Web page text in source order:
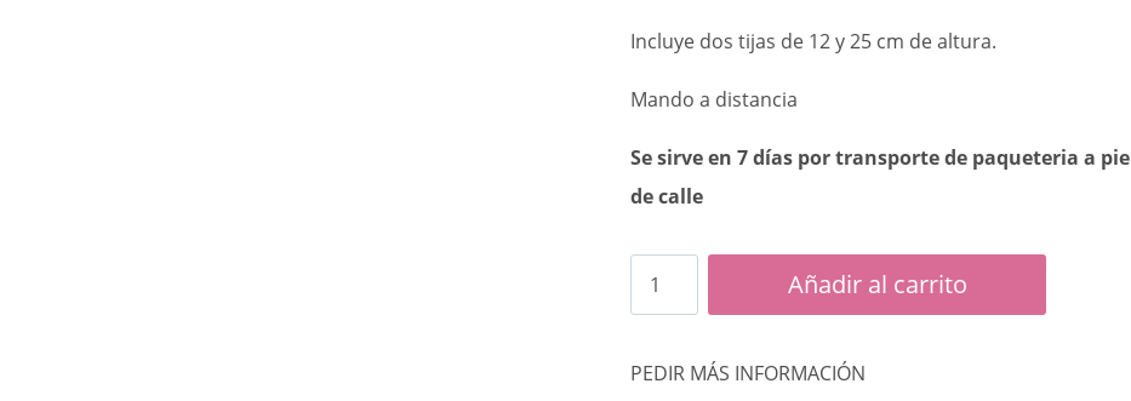
Incluye dos tijas de 12 y 25 cm de altura.
Mando a distancia
Se sirve en 7 días por transporte de paqueteria a pie
de calle
VENTILADOR
LED
PALAS
Añadir al carrito
PEDIR MÁS INFORMACIÓN